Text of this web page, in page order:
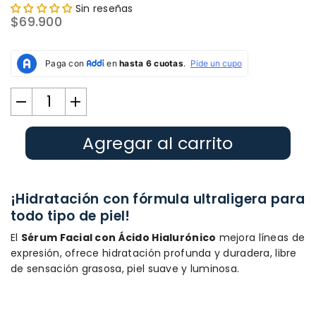
Sin reseñas
Precio
$69.900
Agregar al carrito
¡Hidratación con fórmula ultraligera para
todo tipo de piel!
El Sérum Facial con Ácido Hialurónico mejora líneas de
expresión, ofrece hidratación profunda y duradera, libre
de sensación grasosa, piel suave y luminosa.